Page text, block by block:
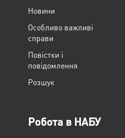
Новини
Особливо важливі
справи
Повістки і
повідомлення
Розшук
Робота в НАБУ